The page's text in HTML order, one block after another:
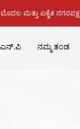
ಮತ್ತು ಏಕೈಕ ನಗರಪಕ್ಷ.
ನಮ್ಮ ತಂಡ